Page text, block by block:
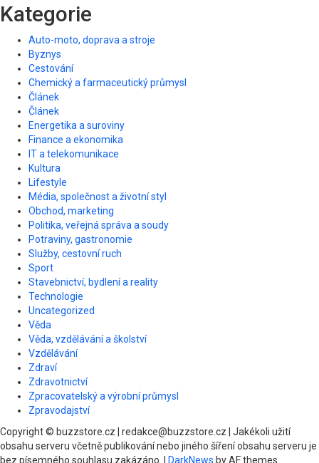
Kategorie
Auto-moto, doprava a stroje
Byznys
Cestování
Chemický a farmaceutický průmysl
Článek
Článek
Energetika a suroviny
Finance a ekonomika
IT a telekomunikace
Kultura
Lifestyle
Média, společnost a životní styl
Obchod, marketing
Politika, veřejná správa a soudy
Potraviny, gastronomie
Služby, cestovní ruch
Sport
Stavebnictví, bydlení a reality
Technologie
Uncategorized
Věda
Věda, vzdělávání a školství
Vzdělávání
Zdraví
Zdravotnictví
Zpracovatelský a výrobní průmysl
Zpravodajství
Copyright © buzzstore.cz | redakce@buzzstore.cz | Jakékoli užití
obsahu serveru včetně publikování nebo jiného šíření obsahu serveru je
bez písemného souhlasu zakázáno.
DarkNews by AF themes.